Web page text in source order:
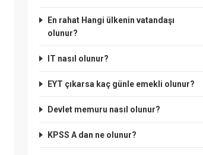
En rahat Hangi ülkenin vatandaşı
olunur?
IT nasıl olunur?
EYT çıkarsa kaç günle emekli olunur?
Devlet memuru nasıl olunur?
KPSS A dan ne olunur?